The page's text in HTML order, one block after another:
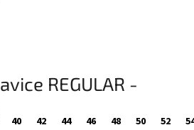
REGULAR -
40 42 44 46 48 50 52